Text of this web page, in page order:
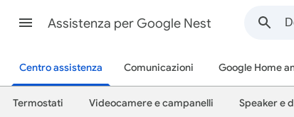
Assistenza per Google Nest
Centro assistenza Comunicazioni Google Home
Termostati Videocamere e campanelli Speaker e